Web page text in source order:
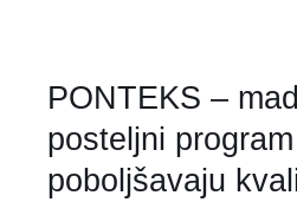
PONTEKS –
posteljni
poboljšavaju